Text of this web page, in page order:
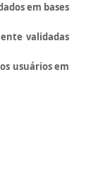
em bases
validadas
usuários em